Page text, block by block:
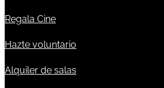
Regala Cine
Hazte voluntario
Alquiler de salas